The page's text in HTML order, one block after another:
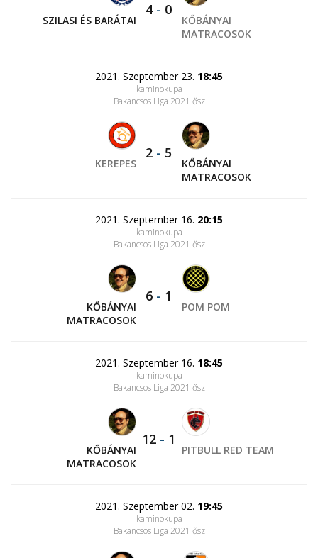
SZILASI ÉS BARÁTAI
4- 0
KŐBÁNYAI
MATRACOSOK
2021. Szeptember 23. 18:45
kaminokupa
Bakancsos Liga 2021 ősz
KEREPES
2 - 5
KŐBÁNYAI
MATRACOSOK
2021. Szeptember 16. 20:15
kaminokupa
Bakancsos Liga 2021 ősz
KŐBÁNYAI
MATRACOSOK
6 - 1
POM POM
2021. Szeptember 16. 18:45
kaminokupa
Bakancsos Liga 2021 ősz
KŐBÁNYAI
MATRACOSOK
12 - 1
PITBULL RED TEAM
2021. Szeptember 02. 19:45
kaminokupa
Bakancsos Liga 2021 ősz